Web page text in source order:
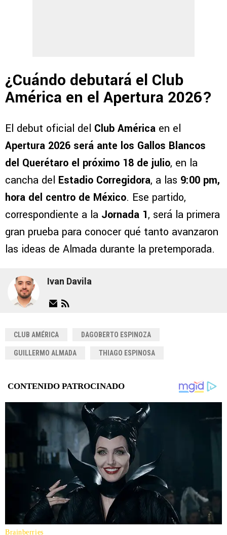
¿Cuándo debutará el Club
América en el Apertura 2026?
El debut oficial del Club América en el
Apertura 2026 será ante los Gallos Blancos
del Querétaro el próximo 18 de julio, en la
cancha del Estadio Corregidora, a las 9:00 pm,
hora del centro de México. Ese partido,
correspondiente a la Jornada 1, será la primera
gran prueba para conocer qué tanto avanzaron
las ideas de Almada durante la pretemporada.
Ivan Davila
CLUB AMÉRICA DAGOBERTO ESPINOZA
GUILLERMO ALMADA THIAGO ESPINOSA